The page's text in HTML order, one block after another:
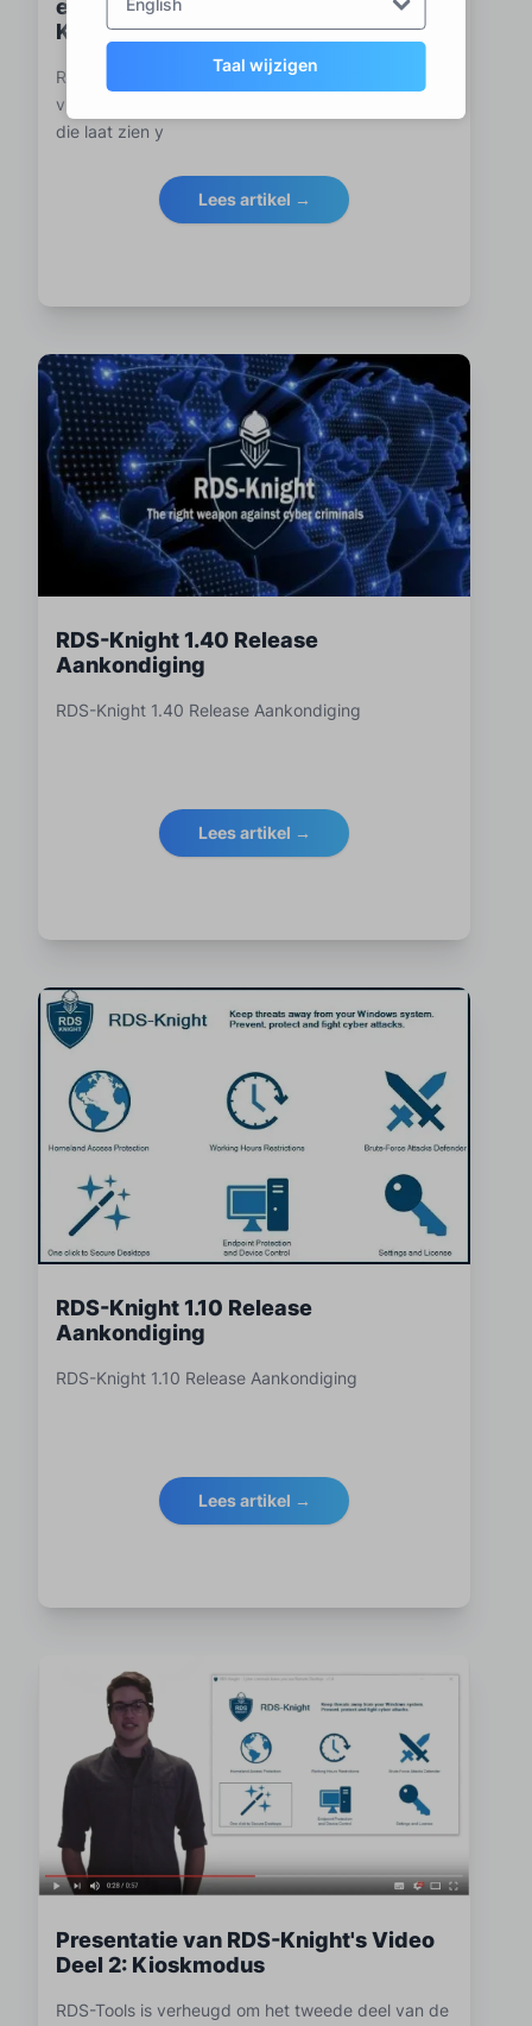
English
Taal wijzigen
een 5-delige videoserie met RDS-
Knight
RDS-Tools is verheugd een nieuwe vijfdelige
videoserie van SilverTree Studios aan te kondigen
die laat zien y
Lees artikel →
RDS-Knight 1.40 Release
Aankondiging
RDS-Knight 1.40 Release Aankondiging
Lees artikel →
RDS-Knight 1.10 Release
Aankondiging
RDS-Knight 1.10 Release Aankondiging
Lees artikel →
Presentatie van RDS-Knight's Video
Deel 2: Kioskmodus
RDS-Tools is verheugd om het tweede deel van de